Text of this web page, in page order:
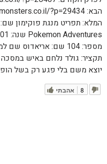
המלא: תפריט מנגת פוקימון
תקציר: גולד נלחם באיש במסכה
יוצא משם בלי פגע רק בשל
אהבתי 8